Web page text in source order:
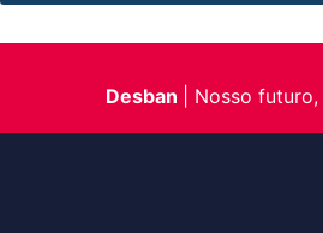
Desban Nosso futuro,